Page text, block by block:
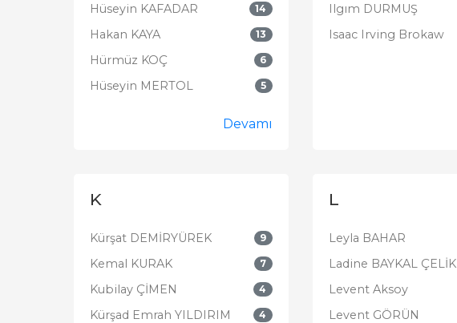
Hüseyin KAFADAR 14
Hakan KAYA 13
Hürmüz KOÇ 6
Hüseyin MERTOL 5
Devamı
Ilgım DURMUŞ
Isaac Irving Brokaw
K
Kürşat DEMİRYÜREK 9
Kemal KURAK 7
Kubilay ÇİMEN 4
Kürşad Emrah YILDIRIM 4
L
Leyla BAHAR
Ladine BAYKAL ÇELİK
Levent Aksoy
Levent GÖRÜN